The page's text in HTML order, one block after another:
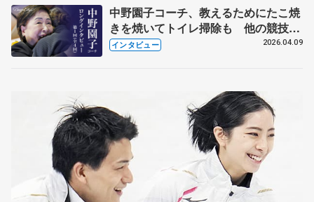
中野園子コーチ、教えるためにたこ焼
きを焼いてトイレ掃除も 他の競技に
も通用するという坂本花織の筋肉
インタビュー 2026.04.09